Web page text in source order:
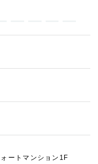
ートマンション1F